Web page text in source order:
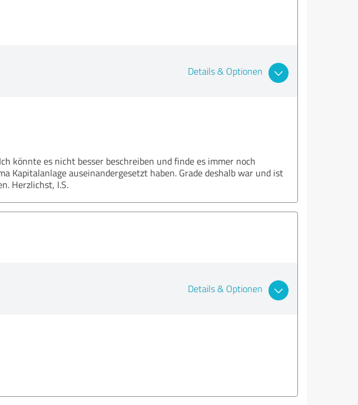
Details & Optionen
könnte es nicht besser beschreiben und finde es immer noch
Kapitalanlage auseinandergesetzt haben. Grade deshalb war und ist
Herzlichst, I.S.
Details & Optionen